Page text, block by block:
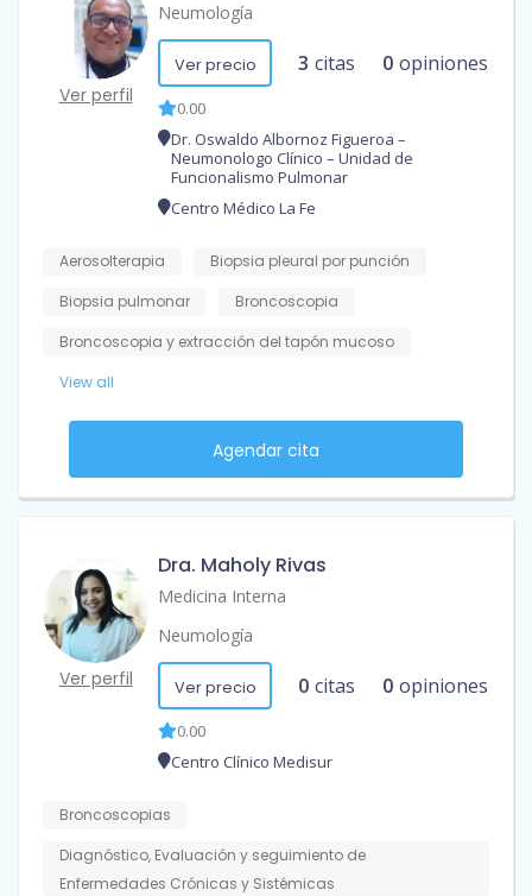
Ver perfil
Neumología
Ver precio 3 citas 0 opiniones
0.00
Dr. Oswaldo Albornoz Figueroa –
Neumonologo Clínico – Unidad de
Funcionalismo Pulmonar
Centro Médico La Fe
Aerosolterapia
Biopsia pleural por punción
Biopsia pulmonar
Broncoscopia
Broncoscopia y extracción del tapón mucoso
View all
Agendar cita
Ver perfil
Dra. Maholy Rivas
Medicina Interna
Neumología
Ver precio 0 citas 0 opiniones
0.00
Centro Clínico Medisur
Broncoscopias
Diagnóstico, Evaluación y seguimiento de
Enfermedades Crónicas y Sistémicas